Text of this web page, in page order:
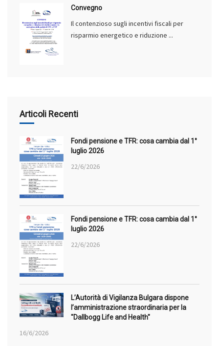
Convegno
Il contenzioso sugli incentivi fiscali per
risparmio energetico e riduzione ...
Articoli Recenti
Fondi pensione e TFR: cosa cambia dal 1°
luglio 2026
22/6/2026
Fondi pensione e TFR: cosa cambia dal 1°
luglio 2026
22/6/2026
L’Autorità di Vigilanza Bulgara dispone
l’amministrazione straordinaria per la
"Dallbogg Life and Health"
16/6/2026